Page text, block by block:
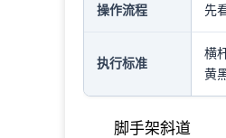
操作流程 先
执行标准
横
黄
脚手架斜道